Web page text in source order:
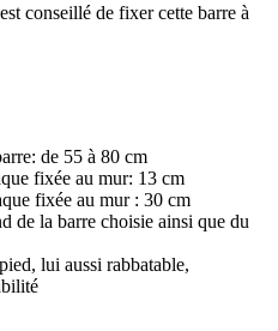
conseillé de fixer cette barre à
de 55 à 80 cm
fixée au mur: 13 cm
fixée au mur : 30 cm
de la barre choisie ainsi que du
lui aussi rabbatable,